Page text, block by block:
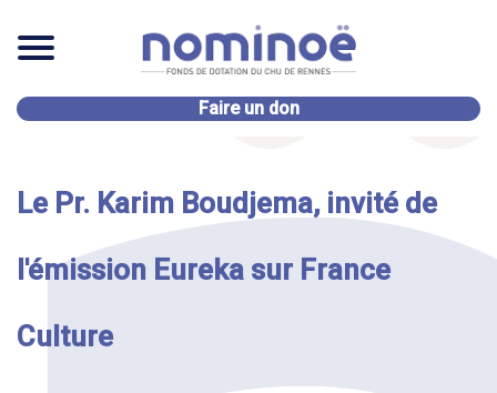
Faire un don
Le Pr. Karim Boudjema, invité de
l'émission Eureka sur France
Culture